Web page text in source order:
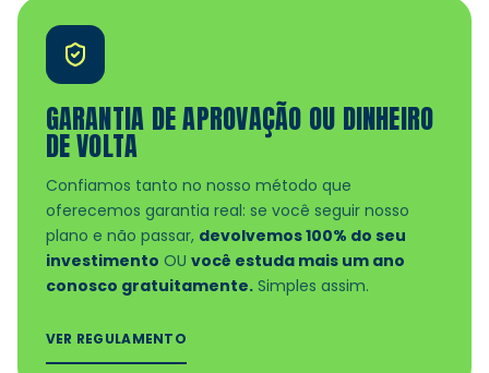
GARANTIA DE APROVAÇÃO OU DINHEIRO
DE VOLTA
Confiamos tanto no nosso método que
oferecemos garantia real: se você seguir nosso
plano e não passar, devolvemos 100% do seu
investimento OU você estuda mais um ano
conosco gratuitamente.Simples assim.
VER REGULAMENTO